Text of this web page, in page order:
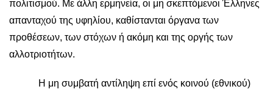
πολιτισμού. Με άλλη ερμηνεία, οι μη σκεπτόμενοι Έλληνες
απανταχού της υφηλίου, καθίστανται όργανα των
προθέσεων, των στόχων ή ακόμη και της οργής των
αλλοτριοτήτων.
Η μη συμβατή αντίληψη επί ενός κοινού (εθνικού)